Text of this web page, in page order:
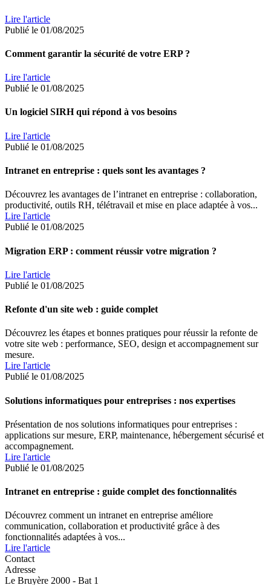
Lire l'article
Publié le 01/08/2025
Comment garantir la sécurité de votre ERP ?
Lire l'article
Publié le 01/08/2025
Un logiciel SIRH qui répond à vos besoins
Lire l'article
Publié le 01/08/2025
Intranet en entreprise : quels sont les avantages ?
Découvrez les avantages de l’intranet en entreprise : collaboration,
productivité, outils RH, télétravail et mise en place adaptée à vos...
Lire l'article
Publié le 01/08/2025
Migration ERP : comment réussir votre migration ?
Lire l'article
Publié le 01/08/2025
Refonte d'un site web : guide complet
Découvrez les étapes et bonnes pratiques pour réussir la refonte de
votre site web : performance, SEO, design et accompagnement sur
mesure.
Lire l'article
Publié le 01/08/2025
Solutions informatiques pour entreprises : nos expertises
Présentation de nos solutions informatiques pour entreprises :
applications sur mesure, ERP, maintenance, hébergement sécurisé et
accompagnement.
Lire l'article
Publié le 01/08/2025
Intranet en entreprise : guide complet des fonctionnalités
Découvrez comment un intranet en entreprise améliore
communication, collaboration et productivité grâce à des
fonctionnalités adaptées à vos...
Lire l'article
Contact
Adresse
Le Bruyère 2000 - Bat 1